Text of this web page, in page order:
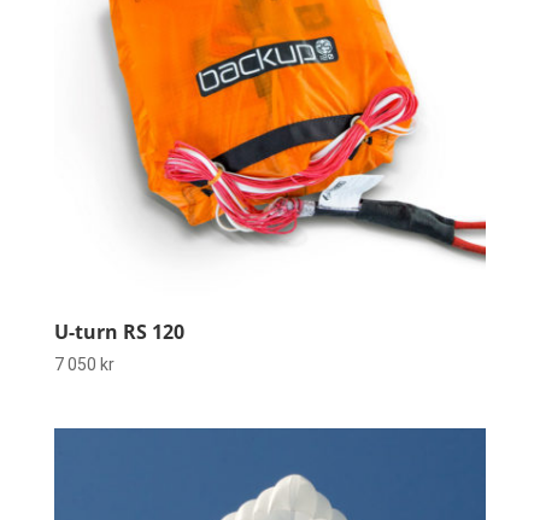
U-turn RS 120
7 050 kr